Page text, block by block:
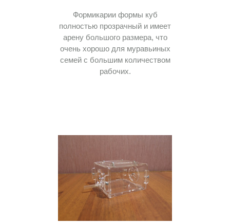
Формикарии формы куб
полностью прозрачный и имеет
арену большого размера, что
очень хорошо для муравьиных
семей с большим количеством
рабочих.